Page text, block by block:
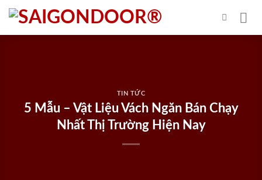
Skip
content
TIN TỨC
5 Mẫu – Vật Liệu Vách Ngăn Bán Chạy
Nhất Thị Trường Hiện Nay